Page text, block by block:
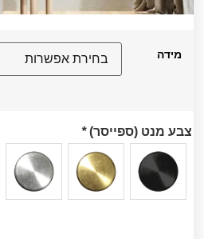
מידה
צבע מנט (ספייסר)*